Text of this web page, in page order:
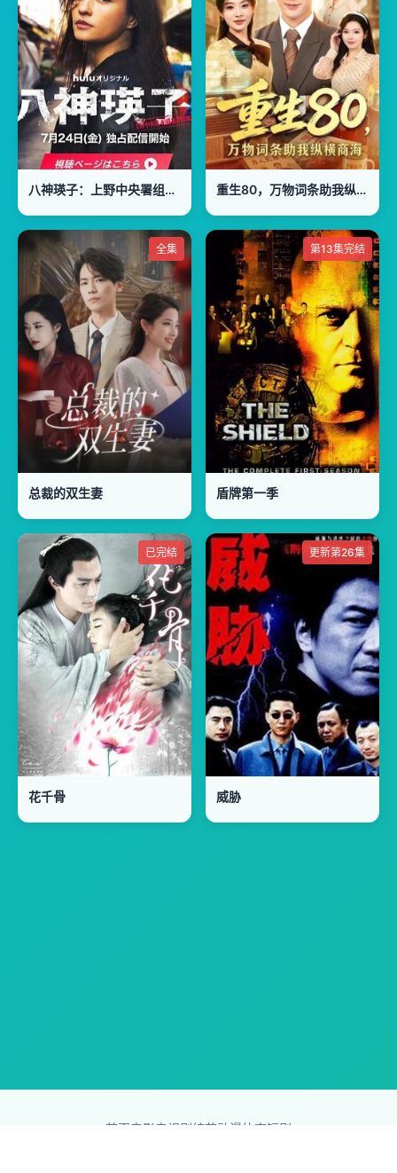
八神瑛子：上野中央署组织犯罪对策课 重生80，万物词条助我纵横商海
全集
总裁的双生妻
第13集完结
盾牌第一季
已完结
花千骨
更新第26集
威胁
首页电影电视剧综艺动漫体育短剧